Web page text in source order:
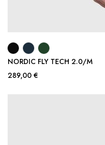
NORDIC FLY TECH 2.0/M
289,00 €